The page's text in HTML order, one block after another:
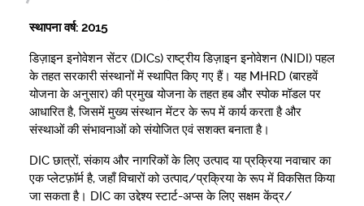
स्थापना वर्ष: 2015
डिज़ाइन इनोवेशन सेंटर (DICs) राष्ट्रीय डिज़ाइन इनोवेशन (NIDI) पहल
के तहत सरकारी संस्थानों में स्थापित किए गए हैं। यह MHRD (बारहवें
योजना के अनुसार) की प्रमुख योजना के तहत हब और स्पोक मॉडल पर
आधारित है, जिसमें मुख्य संस्थान मेंटर के रूप में कार्य करता है और
संस्थाओं की संभावनाओं को संयोजित एवं सशक्त बनाता है।
DIC छात्रों, संकाय और नागरिकों के लिए उत्पाद या प्रक्रिया नवाचार का
एक प्लेटफ़ॉर्म है, जहाँ विचारों को उत्पाद/प्रक्रिया के रूप में विकसित किया
जा सकता है। DIC का उद्देश्य स्टार्ट-अप्स के लिए सक्षम केंद्र/